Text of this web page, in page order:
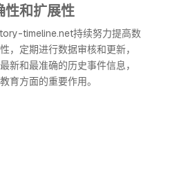
性和扩展性
timeline.net持续努力提高数
，定期进行数据审核和更新，
新和最准确的历史事件信息，
育方面的重要作用。